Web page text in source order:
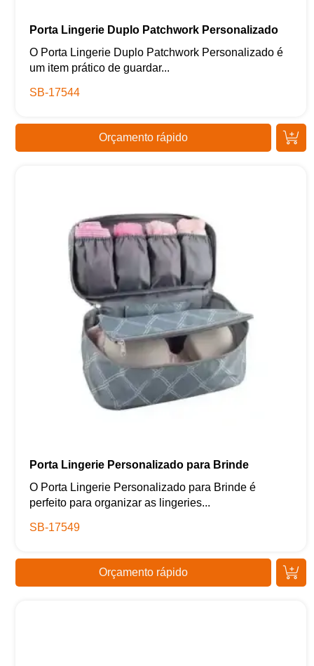
Porta Lingerie Duplo Patchwork Personalizado
O Porta Lingerie Duplo Patchwork Personalizado é
um item prático de guardar...
SB-17544
Orçamento rápido
Porta Lingerie Personalizado para Brinde
O Porta Lingerie Personalizado para Brinde é
perfeito para organizar as lingeries...
SB-17549
Orçamento rápido